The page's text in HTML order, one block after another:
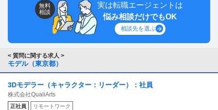
無料
相談
実は転職エージェントは
悩み相談だけでもOK
相談先を選ぶ
< 質問に関する求人 >
モデル（東京都）
3Dモデラー（キャラクター：リーダー）：社員
株式会社QualiArts
正社員 リモートワーク